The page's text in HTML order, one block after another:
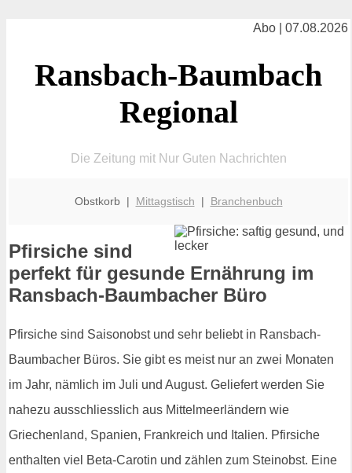
Abo | 07.08.2026
Ransbach-Baumbach
Regional
Die Zeitung mit Nur Guten Nachrichten
Obstkorb | Mittagstisch | Branchenbuch
Pfirsiche sind
perfekt für gesunde Ernährung im
Ransbach-Baumbacher Büro
Pfirsiche sind Saisonobst und sehr beliebt in Ransbach-
Baumbacher Büros. Sie gibt es meist nur an zwei Monaten
im Jahr, nämlich im Juli und August. Geliefert werden Sie
nahezu ausschliesslich aus Mittelmeerländern wie
Griechenland, Spanien, Frankreich und Italien. Pfirsiche
enthalten viel Beta-Carotin und zählen zum Steinobst. Eine